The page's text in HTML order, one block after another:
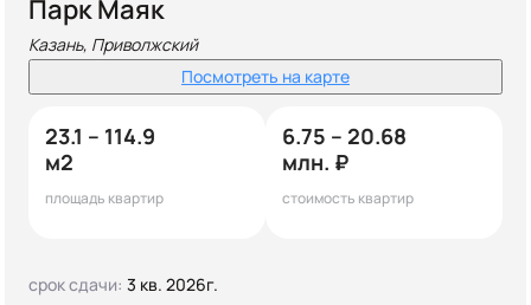
Парк Маяк
Казань, Приволжский
Посмотреть на карте
23.1 – 114.9
м2
площадь квартир
6.75 – 20.68
млн. ₽
стоимость квартир
срок сдачи: 3 кв. 2026г.